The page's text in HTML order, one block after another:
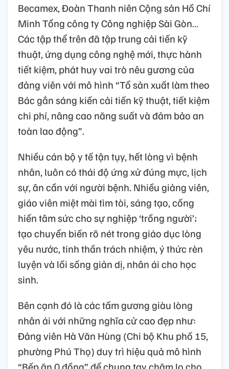
Becamex, Đoàn Thanh niên Cộng sản Hồ Chí
Minh Tổng công ty Công nghiệp Sài Gòn…
Các tập thể trên đã tập trung cải tiến kỹ
thuật, ứng dụng công nghệ mới, thực hành
tiết kiệm, phát huy vai trò nêu gương của
đảng viên với mô hình “Tổ sản xuất làm theo
Bác gắn sáng kiến cải tiến kỹ thuật, tiết kiệm
chi phí, nâng cao năng suất và đảm bảo an
toàn lao động”.
Nhiều cán bộ y tế tận tụy, hết lòng vì bệnh
nhân, luôn có thái độ ứng xử đúng mực, lịch
sự, ân cần với người bệnh. Nhiều giảng viên,
giáo viên miệt mài tìm tòi, sáng tạo, cống
hiến tâm sức cho sự nghiệp ‘trồng người’;
tạo chuyển biến rõ nét trong giáo dục lòng
yêu nước, tinh thần trách nhiệm, ý thức rèn
luyện và lối sống giản dị, nhân ái cho học
sinh.
Bên cạnh đó là các tấm gương giàu lòng
nhân ái với những nghĩa cử cao đẹp như:
Đảng viên Hà Văn Hùng (Chi bộ Khu phố 15,
phường Phú Thọ) duy trì hiệu quả mô hình